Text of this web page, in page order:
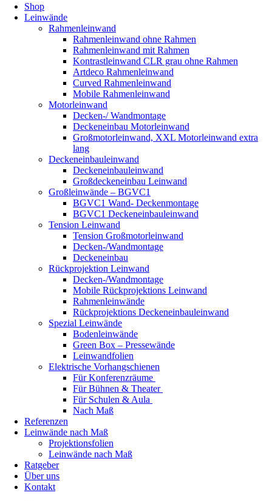
Shop
Leinwände
Rahmenleinwand
Rahmenleinwand ohne Rahmen
Rahmenleinwand mit Rahmen
Kontrastleinwand CLR grau ohne Rahmen
Artdeco Rahmenleinwand
Curved Rahmenleinwand
Mobile Rahmenleinwand
Motorleinwand
Decken-/ Wandmontage
Deckeneinbau Motorleinwand
Großmotorleinwand, XXL Motorleinwand extra
lang
Deckeneinbauleinwand
Deckeneinbauleinwand
Großdeckeneinbau Leinwand
Großleinwände – BGVC1
BGVC1 Wand- Deckenmontage
BGVC1 Deckeneinbauleinwand
Tension Leinwand
Tension Großmotorleinwand
Decken-/Wandmontage
Deckeneinbau
Rückprojektion Leinwand
Decken-/Wandmontage
Mobile Rückprojektions Leinwand
Rahmenleinwände
Rückprojektions Deckeneinbauleinwand
Spezial Leinwände
Bodenleinwände
Green Box – Pressewände
Leinwandfolien
Elektrische Vorhangschienen
Für Konferenzräume
Für Bühnen & Theater
Für Schulen & Aula
Nach Maß
Referenzen
Leinwände nach Maß
Projektionsfolien
Leinwände nach Maß
Ratgeber
Über uns
Kontakt